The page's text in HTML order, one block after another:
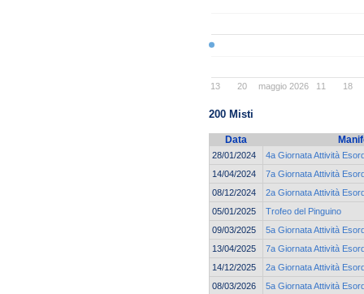
maggio 2026
13 20 11 18
200 Misti
Data
28/01/2024
4a Giornata Attività
14/04/2024
7a Giornata Attività
08/12/2024
2a Giornata Attività
05/01/2025
Trofeo del Pinguino
09/03/2025
5a Giornata Attività
13/04/2025
7a Giornata Attività
14/12/2025
2a Giornata Attività
08/03/2026
5a Giornata Attività